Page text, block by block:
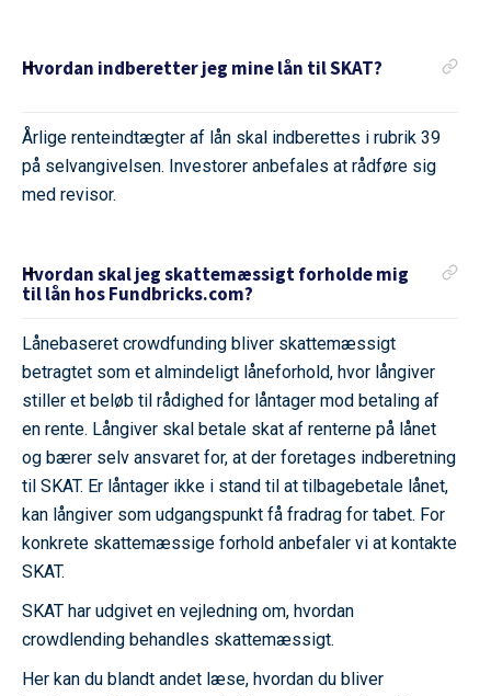
Hvordan indberetter jeg mine lån til SKAT?
Årlige renteindtægter af lån skal indberettes i rubrik 39
på selvangivelsen. Investorer anbefales at rådføre sig
med revisor.
Hvordan skal jeg skattemæssigt forholde mig
til lån hos Fundbricks.com?
Lånebaseret crowdfunding bliver skattemæssigt
betragtet som et almindeligt låneforhold, hvor långiver
stiller et beløb til rådighed for låntager mod betaling af
en rente. Långiver skal betale skat af renterne på lånet
og bærer selv ansvaret for, at der foretages indberetning
til SKAT. Er låntager ikke i stand til at tilbagebetale lånet,
kan långiver som udgangspunkt få fradrag for tabet. For
konkrete skattemæssige forhold anbefaler vi at kontakte
SKAT.
SKAT har udgivet en vejledning om, hvordan
crowdlending behandles skattemæssigt.
Her kan du blandt andet læse, hvordan du bliver